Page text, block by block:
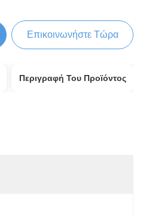
Επικοινωνήστε Τώρα
Περιγραφή Του Προϊόντος